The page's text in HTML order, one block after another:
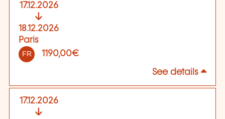
17.12.2026
18.12.2026
Paris
FR 1190,00€
See details
17.12.2026